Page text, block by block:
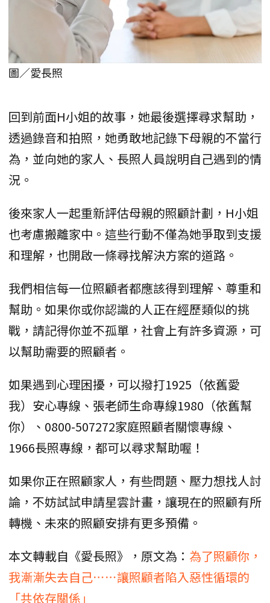
圖／愛長照
回到前面H小姐的故事，她最後選擇尋求幫助，
透過錄音和拍照，她勇敢地記錄下母親的不當行
為，並向她的家人、長照人員說明自己遇到的情
況。
後來家人一起重新評估母親的照顧計劃，H小姐
也考慮搬離家中。這些行動不僅為她爭取到支援
和理解，也開啟一條尋找解決方案的道路。
我們相信每一位照顧者都應該得到理解、尊重和
幫助。如果你或你認識的人正在經歷類似的挑
戰，請記得你並不孤單，社會上有許多資源，可
以幫助需要的照顧者。
如果遇到心理困擾，可以撥打1925（依舊愛
我）安心專線、張老師生命專線1980（依舊幫
你）、0800-507272家庭照顧者關懷專線、
1966長照專線，都可以尋求幫助喔！
如果你正在照顧家人，有些問題、壓力想找人討
論，不妨試試申請星雲計畫，讓現在的照顧有所
轉機、未來的照顧安排有更多預備。
本文轉載自《愛長照》，原文為： 為了照顧你，
我漸漸失去自己⋯⋯讓照顧者陷入惡性循環的
「共依存關係」